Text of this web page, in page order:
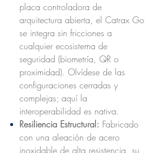
placa controladora de
arquitectura abierta, el Catrax Go
se integra sin fricciones a
cualquier ecosistema de
seguridad (biometría, QR o
proximidad). Olvídese de las
configuraciones cerradas y
complejas; aquí la
interoperabilidad es nativa.
Resiliencia Estructural: Fabricado
con una aleación de acero
inoxidable de alta resistencia, su